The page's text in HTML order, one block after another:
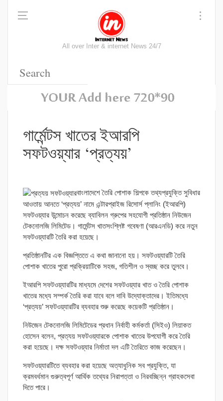
All over Inter & internet News 24/7
গার্মেন্টস খাতের ইআরপি
সফটওয়্যার ‘প্রত্যয়’
বাংলাদেশে তৈরি পোশাক শিল্পকে তথ্যপ্রযুক্তি সুবিধার
আওতায় আনতে ‘প্রত্যয়’ নামে এন্টারপ্রাইজ রিসোর্স প্লানিং (ইআরপি)
সফটওয়্যার উন্মোচন করেছে ব্যাবিলন গ্রুপের সহযোগী প্রতিষ্ঠান নিউজেন
টেকনোলজি লিমিটেড। গার্মেন্টস খাতসংশ্লিষ্ট গবেষণা (আরএনডি) করে নতুন
সফটওয়্যারটি তৈরি করা হয়েছে।
প্রতিষ্ঠানটির এক বিজ্ঞপ্তিতে এ কথা জানানো হয়। সফটওয়্যারটি তৈরি
পোশাক খাতের পুরো প্রক্রিয়াটিকে সহজ, গতিশীল ও স্বচ্ছ করে তুলবে।
ইআরপি সফটওয়্যারটির মাধ্যমে দেশের সফটওয়্যার খাত ও তৈরি পোশাক
খাতের মধ্যে সম্পর্ক তৈরি করা যাবে বলে দাবি উদ্যোক্তাদের। ইতিমধ্যে
‘প্রত্যয়’ সফটওয়্যারটির ব্যবহার শুরু করেছে কয়েকটি প্রতিষ্ঠান।
নিউজেন টেকনোলজি লিমিটেডের প্রধান নির্বাহী কর্মকর্তা (সিইও) লিয়াকত
হোসেন বলেন, প্রত্যয় সফটওয়্যারকে পোশাক খাতের উপযোগী করে তৈরি
করা হয়েছে। দক্ষ সফটওয়্যার নির্মাতা দল এটি তৈরিতে কাজ করেছেন।
সফটওয়্যারটিতে ব্যবহার করা হয়েছে অত্যাধুনিক সব প্রযুক্তি, যা
ক্রমবর্ধমান গুরুত্বপূর্ণ আর্থিক তথ্যের নিরাপত্তা ও নিরবচ্ছিন্ন গ্রাহকসেবা
দিতে পারে।